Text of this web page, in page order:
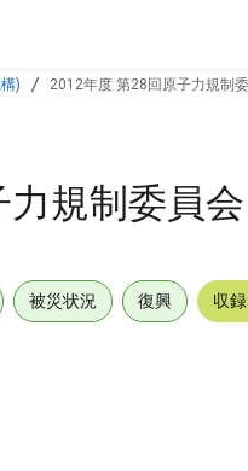
) 2012年度 第28回原子力規制
規制委員
被災状況 復興 収